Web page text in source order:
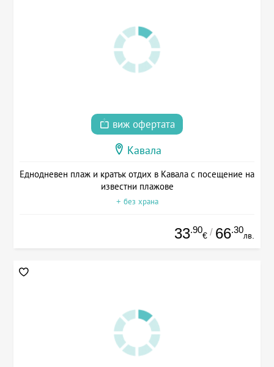
виж офертата
Кавала
Еднодневен плаж и кратък отдих в Кавала с посещение на
известни плажове
+ без храна
33.90
€ / 66.30
лв.